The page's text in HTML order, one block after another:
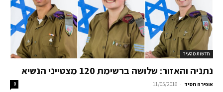
חדשות מהעיר
נתניה והאזור: שלושה ברשימת 120 מצטייני הנשיא
אופירה חסיד -
11/05/2016
0